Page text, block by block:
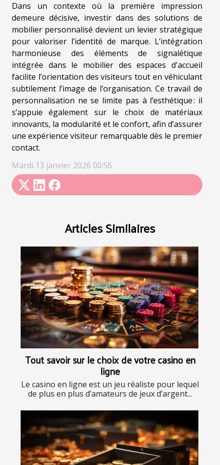
Dans un contexte où la première impression
demeure décisive, investir dans des solutions de
mobilier personnalisé devient un levier stratégique
pour valoriser l’identité de marque. L’intégration
harmonieuse des éléments de signalétique
intégrée dans le mobilier des espaces d'accueil
facilite l’orientation des visiteurs tout en véhiculant
subtilement l’image de l’organisation. Ce travail de
personnalisation ne se limite pas à l’esthétique : il
s’appuie également sur le choix de matériaux
innovants, la modularité et le confort, afin d’assurer
une expérience visiteur remarquable dès le premier
contact.
Mardi 13 janvier 2026 00:56
Articles Similaires
Tout savoir sur le choix de votre casino en
ligne
Le casino en ligne est un jeu réaliste pour lequel
de plus en plus d’amateurs de jeux d’argent...